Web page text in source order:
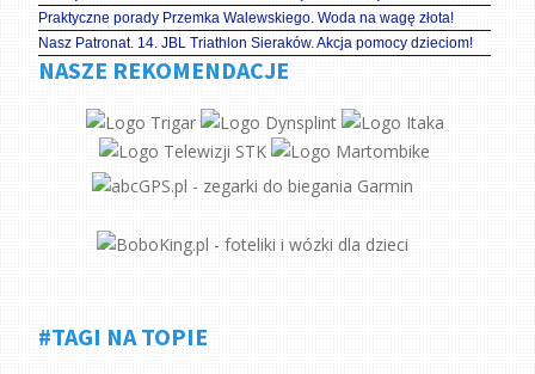
Praktyczne porady Przemka Walewskiego. Woda na wagę złota!
Nasz Patronat. 14. JBL Triathlon Sieraków. Akcja pomocy dzieciom!
NASZE REKOMENDACJE
#TAGI NA TOPIE